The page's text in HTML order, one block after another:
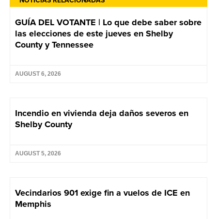
GUÍA DEL VOTANTE | Lo que debe saber sobre
las elecciones de este jueves en Shelby
County y Tennessee
AUGUST 6, 2026
Incendio en vivienda deja daños severos en
Shelby County
AUGUST 5, 2026
Vecindarios 901 exige fin a vuelos de ICE en
Memphis